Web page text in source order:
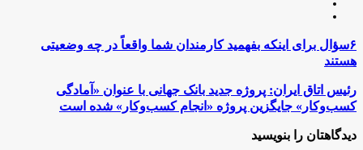
۶سؤال
برای
اینکه
بفهمید
کارمندان
شما
واقعاً
در
۶سؤال برای اینکه بفهمید کارمندان شما واقعاً در چه وضعیتی
هستند
رئیس
اتاق
ایران:
پروژه
جدید
رئیس اتاق ایران: پروژه جدید بانک جهانی با عنوان «آمادگی
کسب‌وکار» جایگزین پروژه «انجام کسب‌وکار» شده است
دیدگاهتان را بنویسید